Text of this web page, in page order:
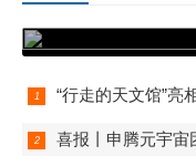
“行走的天文馆”
“行走的天文馆”亮
喜报丨申腾元宇宙团